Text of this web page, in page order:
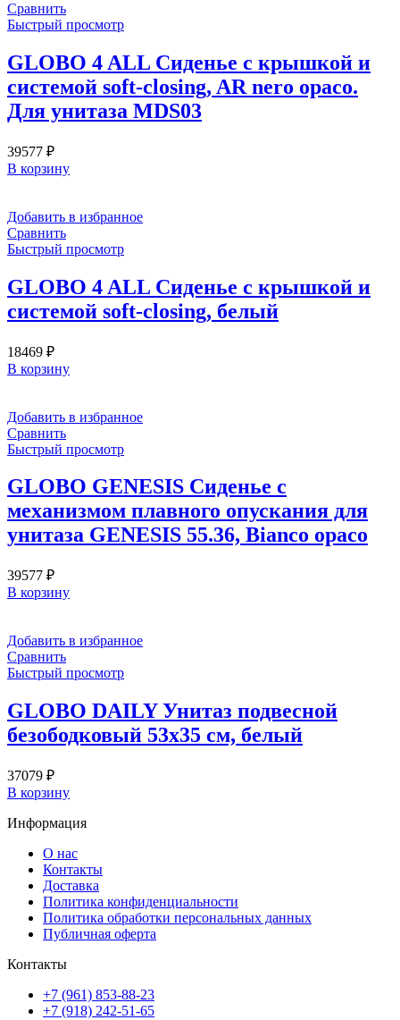
Сравнить
Быстрый просмотр
GLOBO 4 ALL Сиденье с крышкой и
системой soft-closing, AR nero opaco.
Для унитаза MDS03
39577 ₽
В корзину
Добавить в избранное
Сравнить
Быстрый просмотр
GLOBO 4 ALL Сиденье с крышкой и
системой soft-closing, белый
18469 ₽
В корзину
Добавить в избранное
Сравнить
Быстрый просмотр
GLOBO GENESIS Сиденье с
механизмом плавного опускания для
унитаза GENESIS 55.36, Bianco opaco
39577 ₽
В корзину
Добавить в избранное
Сравнить
Быстрый просмотр
GLOBO DAILY Унитаз подвесной
безободковый 53х35 см, белый
37079 ₽
В корзину
Информация
О нас
Контакты
Доставка
Политика конфиденциальности
Политика обработки персональных данных
Публичная оферта
Контакты
+7 (961) 853-88-23
+7 (918) 242-51-65